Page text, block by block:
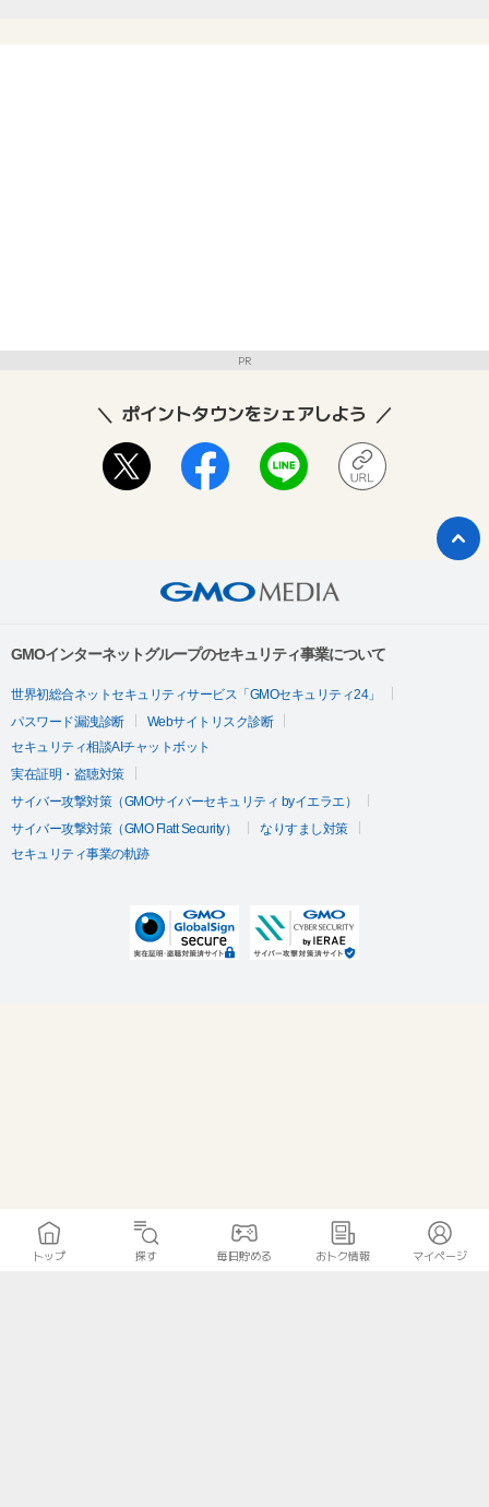
PR
ポイントタウンをシェアしよう
GMOインターネットグループのセキュリティ事業について
世界初総合ネットセキュリティサービス「GMOセキュリティ24」
パスワード漏洩診断
Webサイトリスク診断
セキュリティ相談AIチャットボット
実在証明・盗聴対策
サイバー攻撃対策（GMOサイバーセキュリティ byイエラエ）
サイバー攻撃対策（GMO Flatt Security）
なりすまし対策
セキュリティ事業の軌跡
トップ 探す 毎日貯める おトク情報 マイページ